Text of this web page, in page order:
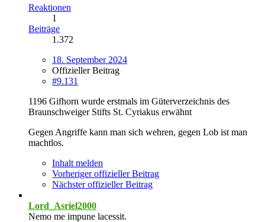
Reaktionen
1
Beiträge
1.372
18. September 2024
Offizieller Beitrag
#9.131
1196 Gifhorn wurde erstmals im Güterverzeichnis des
Braunschweiger Stifts St. Cyriakus erwähnt
Gegen Angriffe kann man sich wehren, gegen Lob ist man
machtlos.
Inhalt melden
Vorheriger offizieller Beitrag
Nächster offizieller Beitrag
Lord_Asriel2000
Nemo me impune lacessit.